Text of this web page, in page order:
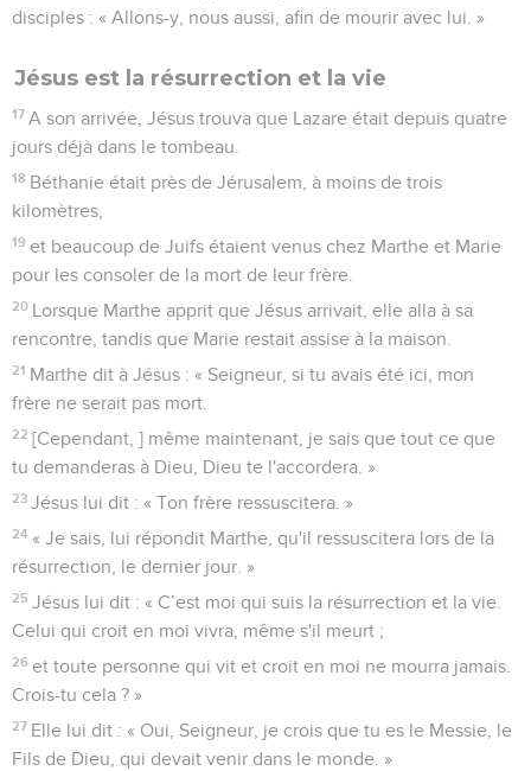
disciples : « Allons-y, nous aussi, afin de mourir avec lui. »
Jésus est la résurrection et la vie
17 A son arrivée, Jésus trouva que Lazare était depuis quatre
jours déjà dans le tombeau.
18 Béthanie était près de Jérusalem, à moins de trois
kilomètres,
19 et beaucoup de Juifs étaient venus chez Marthe et Marie
pour les consoler de la mort de leur frère.
20 Lorsque Marthe apprit que Jésus arrivait, elle alla à sa
rencontre, tandis que Marie restait assise à la maison.
21 Marthe dit à Jésus : « Seigneur, si tu avais été ici, mon
frère ne serait pas mort.
22 [Cependant, ] même maintenant, je sais que tout ce que
tu demanderas à Dieu, Dieu te l'accordera. »
23 Jésus lui dit : « Ton frère ressuscitera. »
24 « Je sais, lui répondit Marthe, qu'il ressuscitera lors de la
résurrection, le dernier jour. »
25 Jésus lui dit : « C’est moi qui suis la résurrection et la vie.
Celui qui croit en moi vivra, même s'il meurt ;
26 et toute personne qui vit et croit en moi ne mourra jamais.
Crois-tu cela ? »
27 Elle lui dit : « Oui, Seigneur, je crois que tu es le Messie, le
Fils de Dieu, qui devait venir dans le monde. »